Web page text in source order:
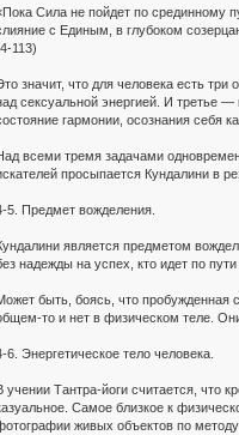
Сила не пойдет по срединному
с Единым, в глубоком
113)
значит, что для человека есть
сексуальной энергией. И третье —
гармонии, осознания себя
всеми тремя задачами
просыпается Кундалини в
5. Предмет вожделения.
является предметом
надежды на успех, кто идет по
быть, боясь, что пробужденная
то и нет в физическом теле.
6. Энергетическое тело человека.
учении Тантра-йоги считается, что
Самое близкое к
живых объектов по методу